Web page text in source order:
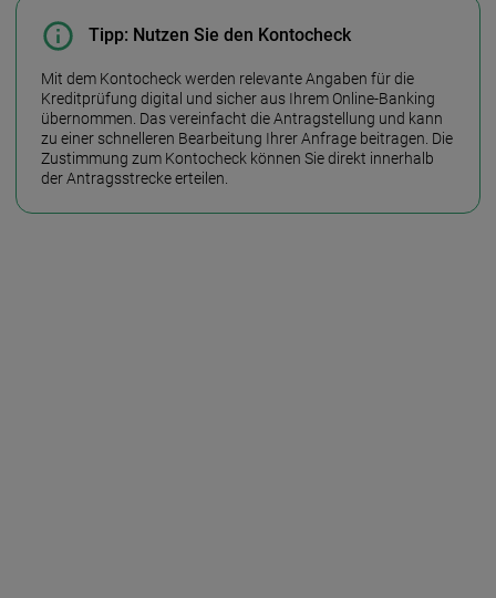
Tipp: Nutzen Sie den Kontocheck
Mit dem Kontocheck werden relevante Angaben für die
Kredit­prüfung digital und sicher aus Ihrem Online-Banking
über­nommen. Das vereinfacht die Antrag­stellung und kann
zu einer schnelleren Bear­beitung Ihrer Anfrage beitragen. Die
Zustimmung zum Konto­check können Sie direkt innerhalb
der Antrags­strecke erteilen.